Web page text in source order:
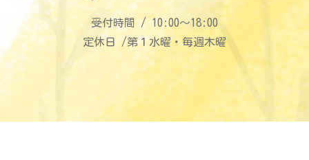
受付時間 / 10:00〜18:00
定休日 /第１水曜・毎週木曜